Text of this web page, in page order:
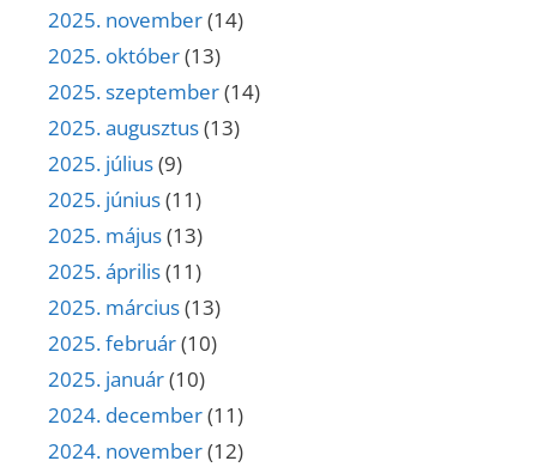
2025. november(14)
2025. október(13)
2025. szeptember(14)
2025. augusztus(13)
2025. július(9)
2025. június(11)
2025. május(13)
2025. április(11)
2025. március(13)
2025. február(10)
2025. január(10)
2024. december(11)
2024. november(12)